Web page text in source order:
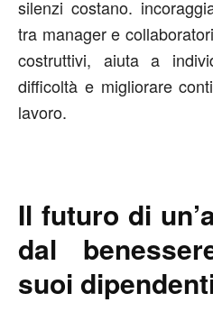
silenzi costano.
tra manager e
costruttivi, aiuta a
difficoltà e migliorare
lavoro.
Il futuro di
dal
suoi